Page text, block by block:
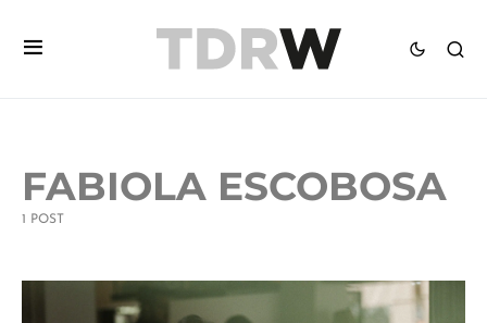
FABIOLA ESCOBOSA
1 POST